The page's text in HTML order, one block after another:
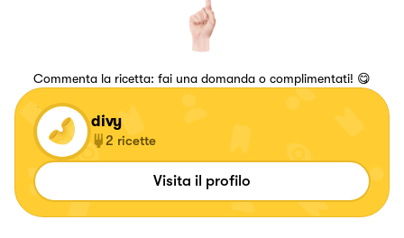
Commenta la ricetta: fai una domanda o complimentati! 😋
divy
2 ricette
Visita il profilo